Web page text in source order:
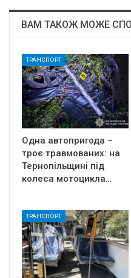
ВАМ ТАКОЖ МОЖЕ
ТРАНСПОРТ
Одна автопригода –
троє травмованих: на
Тернопільщині під
колеса мотоцикла…
ТРАНСПОРТ